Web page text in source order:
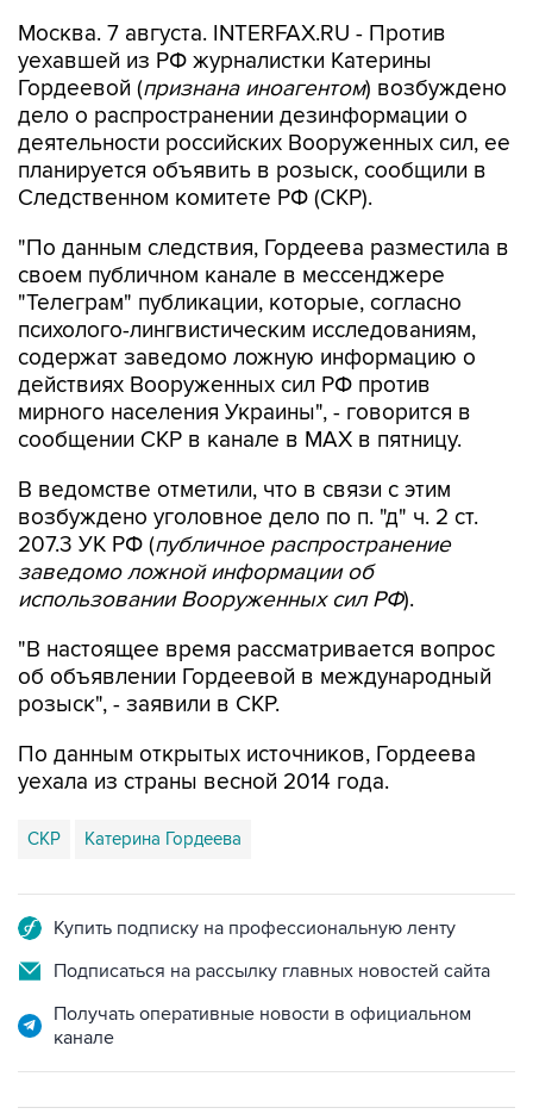
Москва. 7 августа. INTERFAX.RU - Против
уехавшей из РФ журналистки Катерины
Гордеевой (признана иноагентом) возбуждено
дело о распространении дезинформации о
деятельности российских Вооруженных сил, ее
планируется объявить в розыск, сообщили в
Следственном комитете РФ (СКР).
"По данным следствия, Гордеева разместила в
своем публичном канале в мессенджере
"Телеграм" публикации, которые, согласно
психолого-лингвистическим исследованиям,
содержат заведомо ложную информацию о
действиях Вооруженных сил РФ против
мирного населения Украины", - говорится в
сообщении СКР в канале в MAX в пятницу.
В ведомстве отметили, что в связи с этим
возбуждено уголовное дело по п. "д" ч. 2 ст.
207.3 УК РФ (публичное распространение
заведомо ложной информации об
использовании Вооруженных сил РФ).
"В настоящее время рассматривается вопрос
об объявлении Гордеевой в международный
розыск", - заявили в СКР.
По данным открытых источников, Гордеева
уехала из страны весной 2014 года.
СКР Катерина Гордеева
Купить подписку на профессиональную ленту
Подписаться на рассылку главных новостей сайта
Получать оперативные новости в официальном
канале